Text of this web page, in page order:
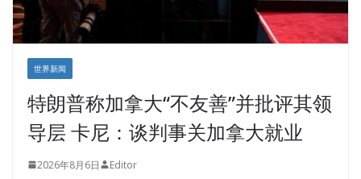
世界新闻
特朗普称加拿大“不友善”并批评其领
导层 卡尼：谈判事关加拿大就业
2026年8月6日 Editor